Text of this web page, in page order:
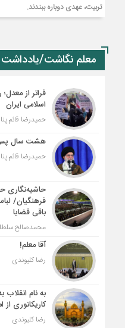
تربیت، عهدی دوباره ببندند.
معلم نگاشت/
فراتر از
اسلامی ایران
حمیدرضا قائم
هشت سال پس
حمیدرضا قائم
حاشیه‌نگاری
فرهنگیان/
باقی قضایا
محمدصالح
آقا معلم!
رضا کلیوندی
به نام
کاریکاتوری از
رضا کلیوندی